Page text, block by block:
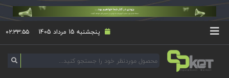
پنجشنبه 15 مرداد 1405 ۰۲:۳۳:۵۵